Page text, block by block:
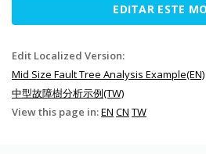
EDITAR ESTE
Edit Localized Version:
Mid Size Fault Tree Analysis Example(EN)
中型故障樹分析示例(TW)
View this page in:EN CN TW